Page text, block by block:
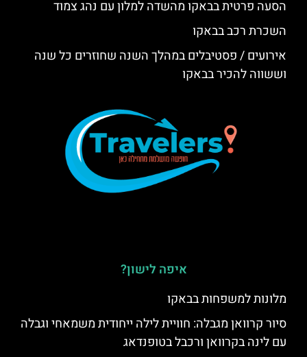
הסעה פרטית בבאקו מהשדה למלון עם נהג צמוד
השכרת רכב בבאקו
אירועים / פסטיבלים במהלך השנה שחוזרים כל שנה
וששווה להכיר בבאקו
איפה לישון?
מלונות למשפחות בבאקו
סיור קרוואן מגבלה: חוויית לילה ייחודית משמאחי וגבלה
עם לינה בקרוואן ורכבל בטופנדאג